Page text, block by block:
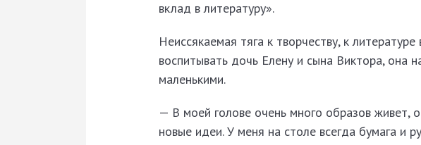
вклад в литературу».
Неиссякаемая тяга к творчест­ву, к
воспитывать дочь Елену и сына Виктора, она
маленькими.
— В моей голове очень много образов живет,
новые идеи. У меня на столе всегда бумага и